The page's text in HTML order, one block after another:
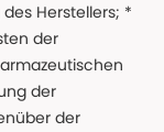
Herstellers; *
der
der
der